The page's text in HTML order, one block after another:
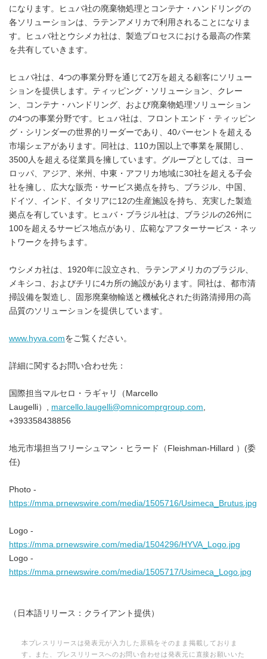
になります。ヒュバ社の廃棄物処理とコンテナ・ハンドリングの
各ソリューションは、ラテンアメリカで利用されることになりま
す。ヒュバ社とウシメカ社は、製造プロセスにおける最高の作業
を共有していきます。
ヒュバ社は、4つの事業分野を通じて2万を超える顧客にソリュー
ションを提供します。ティッピング・ソリューション、クレー
ン、コンテナ・ハンドリング、および廃棄物処理ソリューション
の4つの事業分野です。ヒュバ社は、フロントエンド・ティッピン
グ・シリンダーの世界的リーダーであり、40パーセントを超える
市場シェアがあります。同社は、110カ国以上で事業を展開し、
3500人を超える従業員を擁しています。グループとしては、ヨー
ロッパ、アジア、米州、中東・アフリカ地域に30社を超える子会
社を擁し、広大な販売・サービス拠点を持ち、ブラジル、中国、
ドイツ、インド、イタリアに12の生産施設を持ち、充実した製造
拠点を有しています。ヒュバ・ブラジル社は、ブラジルの26州に
100を超えるサービス地点があり、広範なアフターサービス・ネッ
トワークを持ちます。
ウシメカ社は、1920年に設立され、ラテンアメリカのブラジル、
メキシコ、およびチリに4カ所の施設があります。同社は、都市清
掃設備を製造し、固形廃棄物輸送と機械化された街路清掃用の高
品質のソリューションを提供しています。
www.hyva.comをご覧ください。
詳細に関するお問い合わせ先：
国際担当マルセロ・ラギャリ（Marcello
Laugelli）, marcello.laugelli@omnicomprgroup.com,
+393358438856
地元市場担当フリーシュマン・ヒラード（Fleishman-Hillard ）(委
任)
Photo -
https://mma.prnewswire.com/media/1505716/Usimeca_Brutus.jpg
Logo -
https://mma.prnewswire.com/media/1504296/HYVA_Logo.jpg
Logo -
https://mma.prnewswire.com/media/1505717/Usimeca_Logo.jpg
（日本語リリース：クライアント提供）
本プレスリリースは発表元が入力した原稿をそのまま掲載しておりま
す。また、プレスリリースへのお問い合わせは発表元に直接お願いいた